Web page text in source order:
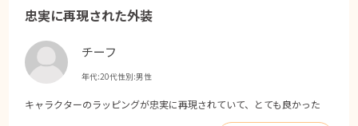
忠実に再現された外装
チーフ
年代:20代性別:男性
キャラクターのラッピングが忠実に再現されていて、とても良かった